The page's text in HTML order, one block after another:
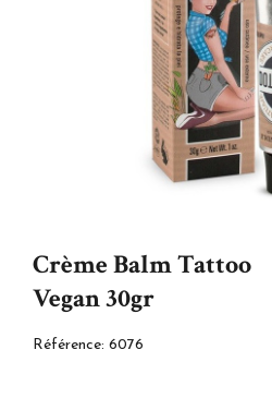
Crème Balm Tattoo
Vegan 30gr
Référence: 6076